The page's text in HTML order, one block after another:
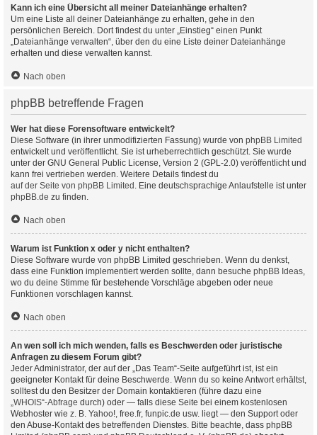
Kann ich eine Übersicht all meiner Dateianhänge erhalten?
Um eine Liste all deiner Dateianhänge zu erhalten, gehe in den
persönlichen Bereich. Dort findest du unter „Einstieg“ einen Punkt
„Dateianhänge verwalten“, über den du eine Liste deiner Dateianhänge
erhalten und diese verwalten kannst.
Nach oben
phpBB betreffende Fragen
Wer hat diese Forensoftware entwickelt?
Diese Software (in ihrer unmodifizierten Fassung) wurde von phpBB Limited
entwickelt und veröffentlicht. Sie ist urheberrechtlich geschützt. Sie wurde
unter der GNU General Public License, Version 2 (GPL-2.0) veröffentlicht und
kann frei vertrieben werden. Weitere Details findest du
auf der Seite von phpBB Limited . Eine deutschsprachige Anlaufstelle ist unter
phpBB.de zu finden.
Nach oben
Warum ist Funktion x oder y nicht enthalten?
Diese Software wurde von phpBB Limited geschrieben. Wenn du denkst,
dass eine Funktion implementiert werden sollte, dann besuche phpBB Ideas,
wo du deine Stimme für bestehende Vorschläge abgeben oder neue
Funktionen vorschlagen kannst.
Nach oben
An wen soll ich mich wenden, falls es Beschwerden oder juristische
Anfragen zu diesem Forum gibt?
Jeder Administrator, der auf der „Das Team“-Seite aufgeführt ist, ist ein
geeigneter Kontakt für deine Beschwerde. Wenn du so keine Antwort erhältst,
solltest du den Besitzer der Domain kontaktieren (führe dazu eine
„WHOIS“-Abfrage durch) oder — falls diese Seite bei einem kostenlosen
Webhoster wie z. B. Yahoo!, free.fr, funpic.de usw. liegt — den Support oder
den Abuse-Kontakt des betreffenden Dienstes. Bitte beachte, dass phpBB